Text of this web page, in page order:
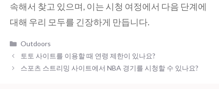
속해서 찾고 있으며, 이는 시청 여정에서 다음 단계에
대해 우리 모두를 긴장하게 만듭니다.
Categories
Outdoors
토토 사이트를 이용할 때 연령 제한이 있나요?
스포츠 스트리밍 사이트에서 NBA 경기를 시청할 수 있나요?